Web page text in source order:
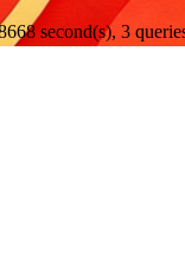
second(s), 3